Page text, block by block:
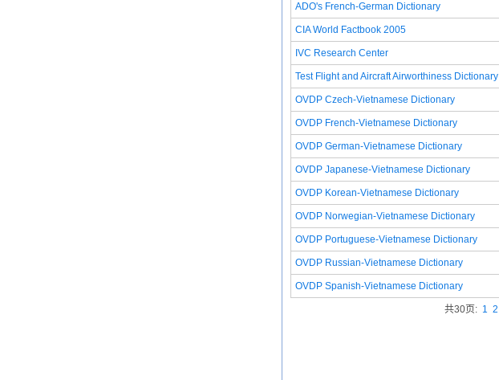
ADO's French-German Dictionary
CIA World Factbook 2005
IVC Research Center
Test Flight and Aircraft Airworthiness Dictionary
OVDP Czech-Vietnamese Dictionary
OVDP French-Vietnamese Dictionary
OVDP German-Vietnamese Dictionary
OVDP Japanese-Vietnamese Dictionary
OVDP Korean-Vietnamese Dictionary
OVDP Norwegian-Vietnamese Dictionary
OVDP Portuguese-Vietnamese Dictionary
OVDP Russian-Vietnamese Dictionary
OVDP Spanish-Vietnamese Dictionary
共30页: 1 2